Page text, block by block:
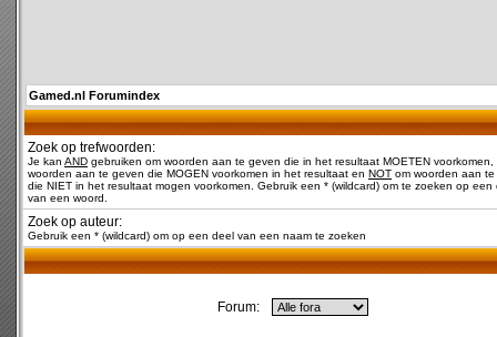
Gamed.nl Forumindex
Zoek op trefwoorden:
Je kan AND gebruiken om woorden aan te geven die in het resultaat MOETEN voorkomen,
woorden aan te geven die MOGEN voorkomen in het resultaat en NOT om woorden aan
die NIET in het resultaat mogen voorkomen. Gebruik een * (wildcard) om te zoeken op een
van een woord.
Zoek op auteur:
Gebruik een * (wildcard) om op een deel van een naam te zoeken
Forum: